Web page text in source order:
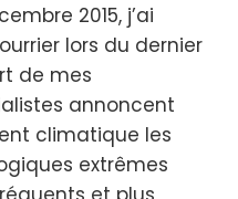
2015, j’ai
lors du dernier
de mes
annoncent
climatique les
extrêmes